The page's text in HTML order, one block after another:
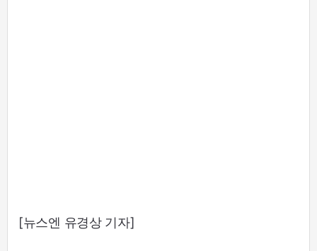
[뉴스엔 유경상 기자]